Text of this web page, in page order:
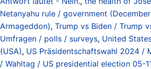
Netanyahu rule / government
Armageddon), Trump vs Biden / Trump
Umfragen / polls / surveys, United
(USA), US Präsidentschaftswahl 2024 /
/ Wahltag / US presidential election 05-